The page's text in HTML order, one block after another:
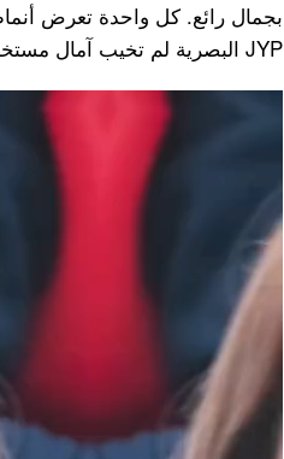
JYP البصرية لم تخيب آمال مستخدمي الإنترنت.